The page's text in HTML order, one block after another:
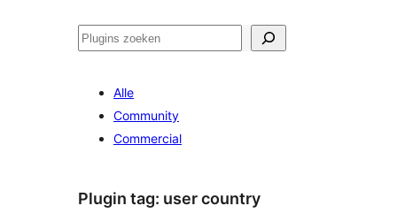
Zoeken
Alle
Community
Commercial
Plugin tag: user country